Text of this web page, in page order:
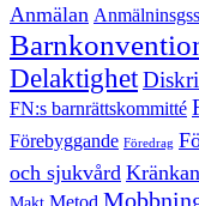
Anmälan
Delaktighet
FN:s barnrättskommitté
Förebyggande Föredrag
och sjukvård
Metod